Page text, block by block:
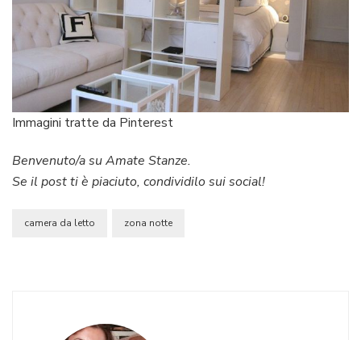
Immagini tratte da Pinterest
Benvenuto/a su Amate Stanze.
Se il post ti è piaciuto, condividilo sui social!
camera da letto zona notte